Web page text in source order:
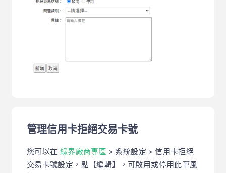
管理信用卡拒絕交易卡號
您可以在 綠界廠商專區 > 系統設定 > 信用卡拒絕
交易卡號設定，點【編輯】，可啟用或停用此筆風